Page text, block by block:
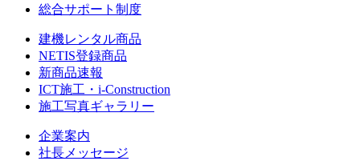
総合サポート制度
建機レンタル商品
NETIS登録商品
新商品速報
ICT施工・i-Construction
施工写真ギャラリー
企業案内
社長メッセージ